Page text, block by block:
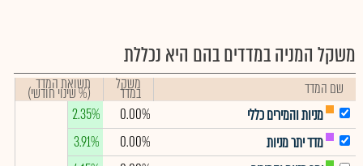
משקל המניה במדדים בהם היא נכללת
שם המדד משקל
במדד תשואת המדד
(% שינוי חודשי)
מניות והמירים כללי
0.00%
2.35%
מדד יתר מניות
0.00%
3.91%